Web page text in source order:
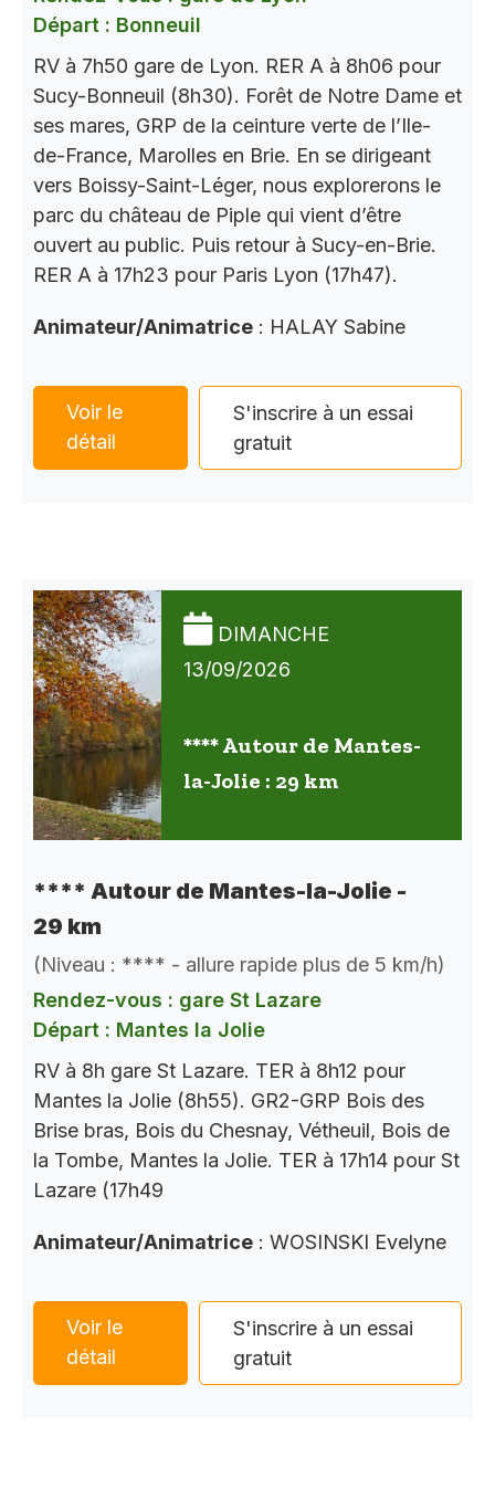
Départ : Bonneuil
RV à 7h50 gare de Lyon. RER A à 8h06 pour
Sucy-Bonneuil (8h30). Forêt de Notre Dame et
ses mares, GRP de la ceinture verte de l’Ile-
de-France, Marolles en Brie. En se dirigeant
vers Boissy-Saint-Léger, nous explorerons le
parc du château de Piple qui vient d’être
ouvert au public. Puis retour à Sucy-en-Brie.
RER A à 17h23 pour Paris Lyon (17h47).
Animateur/Animatrice : HALAY Sabine
Voir le
détail
S'inscrire à un essai
gratuit
DIMANCHE
13/09/2026
**** Autour de Mantes-
la-Jolie : 29 km
**** Autour de Mantes-la-Jolie -
29 km
(Niveau : **** - allure rapide plus de 5 km/h)
Rendez-vous : gare St Lazare
Départ : Mantes la Jolie
RV à 8h gare St Lazare. TER à 8h12 pour
Mantes la Jolie (8h55). GR2-GRP Bois des
Brise bras, Bois du Chesnay, Vétheuil, Bois de
la Tombe, Mantes la Jolie. TER à 17h14 pour St
Lazare (17h49
Animateur/Animatrice : WOSINSKI Evelyne
Voir le
détail
S'inscrire à un essai
gratuit